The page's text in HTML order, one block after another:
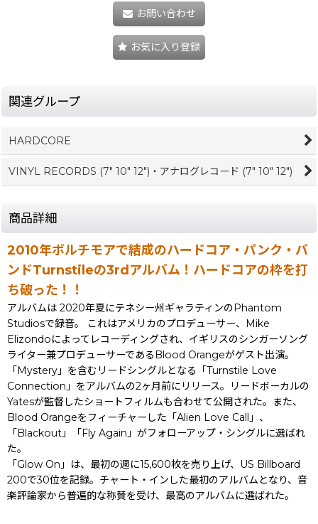
お問い合わせ
お気に入り登録
関連グループ
HARDCORE
VINYL RECORDS (7" 10" 12")・アナログレコード (7" 10" 12")
商品詳細
2010年ボルチモアで結成のハードコア・パンク・バ
ンドTurnstileの3rdアルバム！ハードコアの枠を打
ち破った！！
アルバムは 2020年夏にテネシー州ギャラティンのPhantom
Studiosで録音。 これはアメリカのプロデューサー、Mike
Elizondoによってレコーディングされ、イギリスのシンガーソング
ライター兼プロデューサーであるBlood Orangeがゲスト出演。
「Mystery」を含むリードシングルとなる「Turnstile Love
Connection」をアルバムの2ヶ月前にリリース。リードボーカルの
Yatesが監督したショートフィルムも合わせて公開された。また、
Blood Orangeをフィーチャーした「Alien Love Call」、
「Blackout」「Fly Again」がフォローアップ・シングルに選ばれ
た。
「Glow On」は、最初の週に15,600枚を売り上げ、US Billboard
200で30位を記録。チャート・インした最初のアルバムとなり、音
楽評論家から普遍的な称賛を受け、最高のアルバムに選ばれた。